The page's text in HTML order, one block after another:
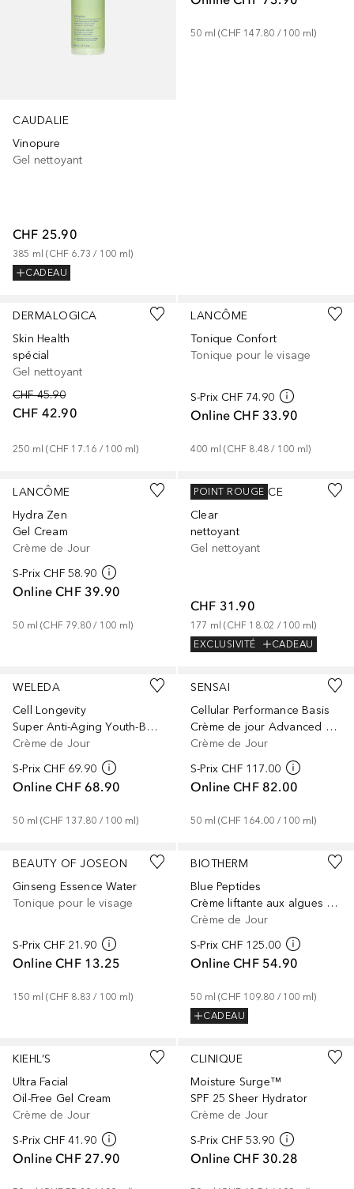
CAUDALIE
Vinopure
Gel nettoyant
CHF 25.90
385 ml (CHF 6.73 / 100 ml)
CADEAU
50 ml (CHF 147.80 / 100 ml)
DERMALOGICA
Skin Health
spécial
Gel nettoyant
CHF 45.90
CHF 42.90
250 ml (CHF 17.16 / 100 ml)
LANCÔME
Tonique Confort
Tonique pour le visage
S-Prix CHF 74.90
Online CHF 33.90
400 ml (CHF 8.48 / 100 ml)
LANCÔME
Hydra Zen
Gel Cream
Crème de Jour
S-Prix CHF 58.90
Online CHF 39.90
50 ml (CHF 79.80 / 100 ml)
PAULA'S CHOICE
Clear
nettoyant
Gel nettoyant
CHF 31.90
177 ml (CHF 18.02 / 100 ml)
EXCLUSIVITÉ
CADEAU
POINT ROUGE
WELEDA
Cell Longevity
Super Anti-Aging Youth-Boosting
Crème de Jour
S-Prix CHF 69.90
Online CHF 68.90
50 ml (CHF 137.80 / 100 ml)
SENSAI
Cellular Performance Basis
Crème de jour Advanced Day IPS 30
Crème de Jour
S-Prix CHF 117.00
Online CHF 82.00
50 ml (CHF 164.00 / 100 ml)
BEAUTY OF JOSEON
Ginseng Essence Water
Tonique pour le visage
S-Prix CHF 21.90
Online CHF 13.25
150 ml (CHF 8.83 / 100 ml)
BIOTHERM
Blue Peptides
Crème liftante aux algues rouges
Crème de Jour
S-Prix CHF 125.00
Online CHF 54.90
50 ml (CHF 109.80 / 100 ml)
CADEAU
KIEHL’S
Ultra Facial
Oil-Free Gel Cream
Crème de Jour
S-Prix CHF 41.90
Online CHF 27.90
CLINIQUE
Moisture Surge™
SPF 25 Sheer Hydrator
Crème de Jour
S-Prix CHF 53.90
Online CHF 30.28